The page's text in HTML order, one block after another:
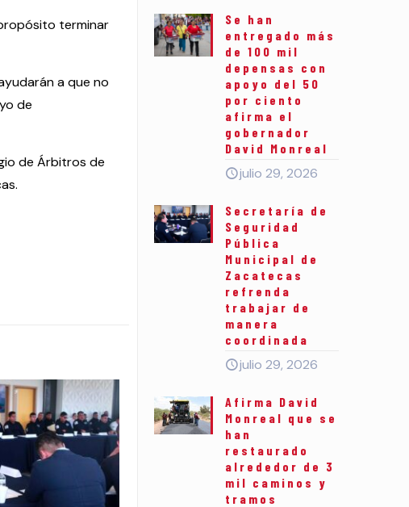
terminar
a que no
de
de Árbitros de
Se han
entregado más
de 100 mil
depensas con
apoyo del 50
por ciento
afirma el
gobernador
David Monreal
julio 29, 2026
Secretaría de
Seguridad
Pública
Municipal de
Zacatecas
refrenda
trabajar de
manera
coordinada
julio 29, 2026
Afirma David
Monreal que se
han
restaurado
alrededor de 3
mil caminos y
tramos